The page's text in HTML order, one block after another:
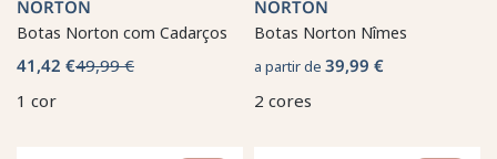
NORTON
Botas Norton com Cadarços
41,42 €49,99 €
1 cor
NORTON
Botas Norton Nîmes
a partir de 39,99 €
2 cores